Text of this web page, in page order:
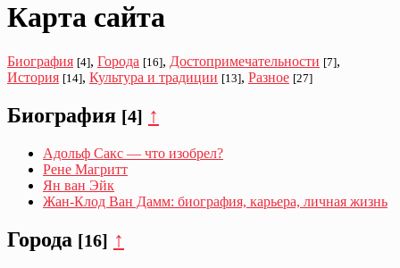
Карта сайта
Биография [4], Города [16], Достопримечательности [7],
История [14], Культура и традиции [13], Разное [27]
Биография [4] ↑
Адольф Сакс — что изобрел?
Рене Магритт
Ян ван Эйк
Жан-Клод Ван Дамм: биография, карьера, личная жизнь
Города [16] ↑